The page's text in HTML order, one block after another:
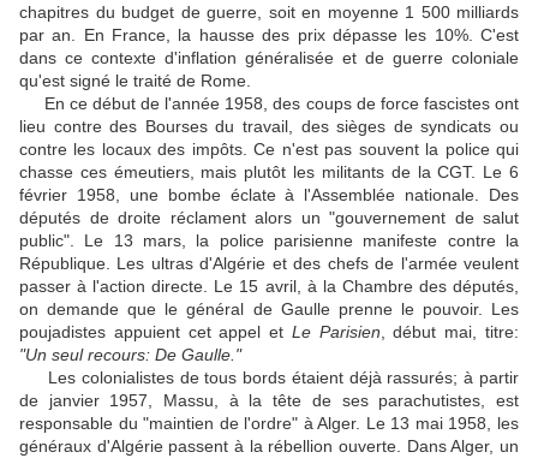
chapitres du budget de guerre, soit en moyenne 1 500 milliards
par an. En France, la hausse des prix dépasse les 10%. C'est
dans ce contexte d'inflation généralisée et de guerre coloniale
qu'est signé le traité de Rome.
En ce début de l'année 1958, des coups de force fascistes ont
lieu contre des Bourses du travail, des sièges de syndicats ou
contre les locaux des impôts. Ce n'est pas souvent la police qui
chasse ces émeutiers, mais plutôt les militants de la CGT. Le 6
février 1958, une bombe éclate à l'Assemblée nationale. Des
députés de droite réclament alors un "gouvernement de salut
public". Le 13 mars, la police parisienne manifeste contre la
République. Les ultras d'Algérie et des chefs de l'armée veulent
passer à l'action directe. Le 15 avril, à la Chambre des députés,
on demande que le général de Gaulle prenne le pouvoir. Les
poujadistes appuient cet appel et Le Parisien , début mai, titre:
"Un seul recours: De Gaulle."
Les colonialistes de tous bords étaient déjà rassurés; à partir
de janvier 1957, Massu, à la tête de ses parachutistes, est
responsable du "maintien de l'ordre" à Alger. Le 13 mai 1958, les
généraux d'Algérie passent à la rébellion ouverte. Dans Alger, un